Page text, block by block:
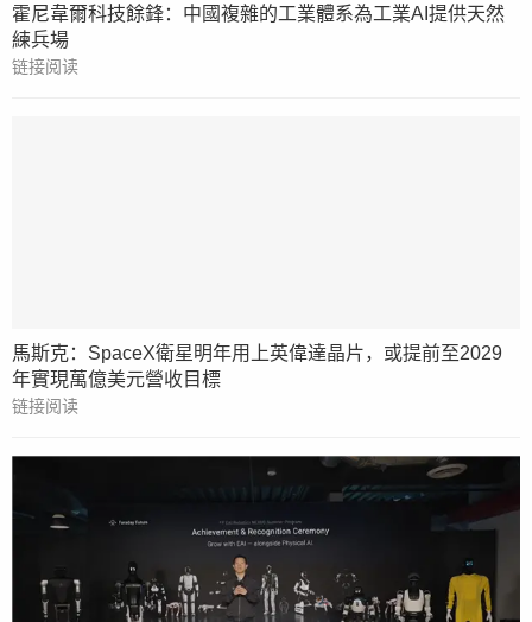
霍尼韋爾科技餘鋒：中國複雜的工業體系為工業AI提供天然
練兵場
链接阅读
馬斯克：SpaceX衛星明年用上英偉達晶片，或提前至2029
年實現萬億美元營收目標
链接阅读